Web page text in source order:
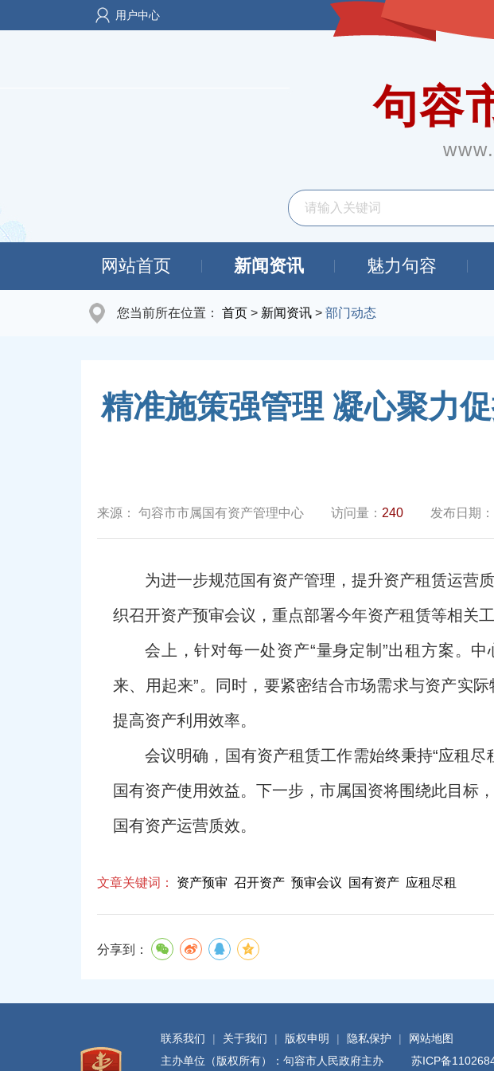
用户中心
句容
www.
网站首页 新闻资讯 魅力句容
您当前所在位置： 首页 > 新闻资讯 > 部门动态
精准施策强管理 凝心聚力
来源： 句容市市属国有资产管理中心 访问量： 240 发布日期：
为进一步规范国有资产管理，提升资产租赁运营
织召开资产预审会议，重点部署今年资产租赁等相关工
会上，针对每一处资产“量身定制”出租方案。
来、用起来”。同时，要紧密结合市场需求与资产实
提高资产利用效率。
会议明确，国有资产租赁工作需始终秉持“应租
国有资产使用效益。下一步，市属国资将围绕此目标
国有资产运营质效。
文章关键词： 资产预审 召开资产 预审会议 国有资产 应租尽租
分享到：
联系我们 | 关于我们 | 版权申明 | 隐私保护 |
网站地图
主办单位（版权所有）：句容市人民政府主办 苏ICP备